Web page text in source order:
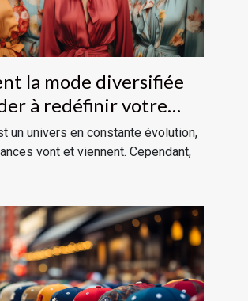
la mode diversifiée
à redéfinir votre
un univers en constante évolution,
vont et viennent. Cependant,